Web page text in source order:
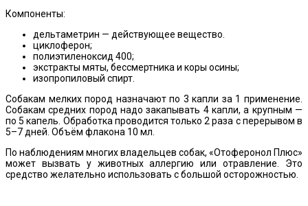
Компоненты:
дельтаметрин — действующее вещество.
циклоферон;
полиэтиленоксид 400;
экстракты мяты, бессмертника и коры осины;
изопропиловый спирт.
Собакам мелких пород назначают по 3 капли за 1 применение.
Собакам средних пород надо закапывать 4 капли, а крупным —
по 5 капель. Обработка проводится только 2 раза с перерывом в
5–7 дней. Объём флакона 10 мл.
По наблюдениям многих владельцев собак, «Отоферонол Плюс»
может вызвать у животных аллергию или отравление. Это
средство желательно использовать с большой осторожностью.